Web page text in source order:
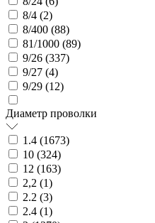
8/4 (2)
8/400 (88)
81/1000 (89)
9/26 (337)
9/27 (4)
9/29 (12)
Диаметр проволки
1.4 (1673)
10 (324)
12 (163)
2,2 (1)
2.2 (3)
2.4 (1)